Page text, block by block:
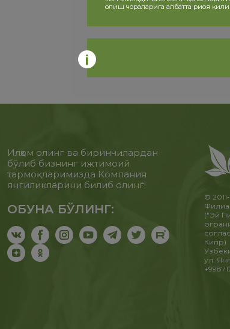
Илҳом олинг ва биринчилардан
бўлиб бизнинг ижтимоий
тармоқларимизда Компания
янгиликларини билиб олинг!
ОБУНА БЎЛИНГ:
©
("Эй
Кипр)
ул.
олиш чораларига албатта риоя